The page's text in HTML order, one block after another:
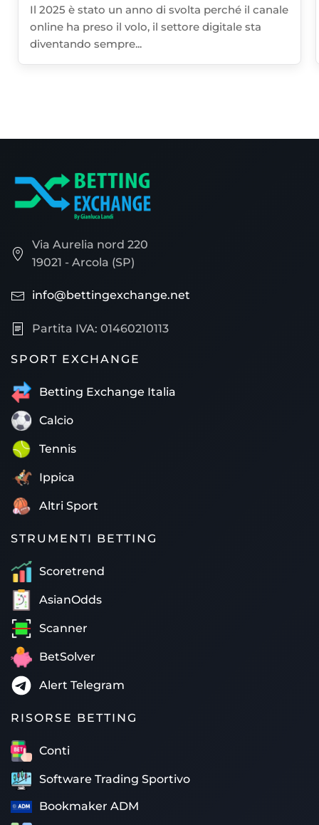
Il 2025 è stato un anno di svolta perché il canale
online ha preso il volo, il settore digitale sta
diventando sempre...
Via Aurelia nord 220
19021 - Arcola (SP)
info@bettingexchange.net
Partita IVA: 01460210113
SPORT EXCHANGE
Betting Exchange Italia
Calcio
Tennis
Ippica
Altri Sport
STRUMENTI BETTING
Scoretrend
AsianOdds
Scanner
BetSolver
Alert Telegram
RISORSE BETTING
Conti
Software Trading Sportivo
Bookmaker ADM